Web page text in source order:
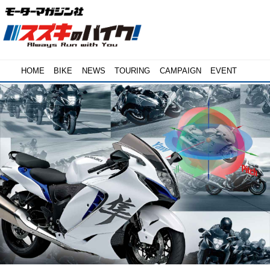
HOME BIKE NEWS TOURING CAMPAIGN EVENT